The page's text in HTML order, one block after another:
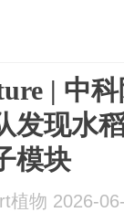
| 中
发现水
模块
植物 2026-